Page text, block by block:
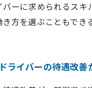
ーに求められるス
方を選ぶこともでき
ライバーの待遇改善